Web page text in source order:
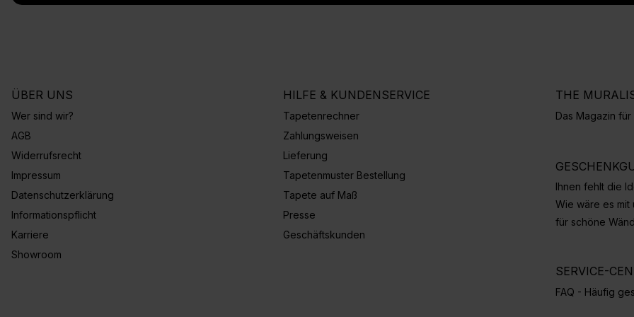
ÜBER UNS
Wer sind wir?
AGB
Widerrufsrecht
Impressum
Datenschutzerklärung
Informationspflicht
Karriere
Showroom
HILFE & KUNDENSERVICE
Tapetenrechner
Zahlungsweisen
Lieferung
Tapetenmuster Bestellung
Tapete auf Maß
Presse
Geschäftskunden
THE
Das Magazin
Ihnen fehlt die
Wie wäre es mit
für schöne
SERVICE-
FAQ - Häufig